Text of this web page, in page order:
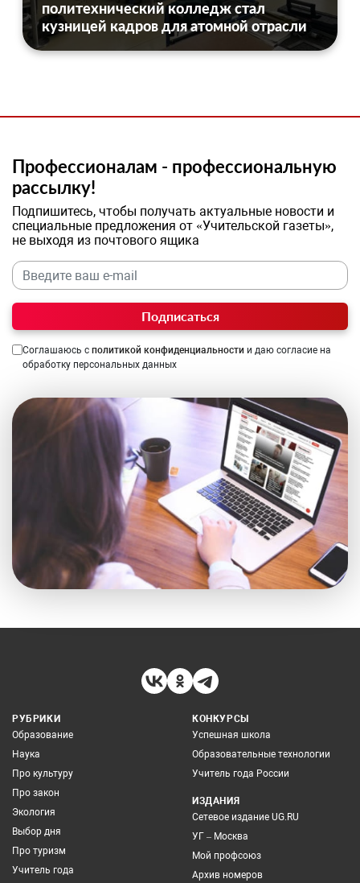
политехнический колледж стал
кузницей кадров для атомной отрасли
Профессионалам - профессиональную
рассылку!
Подпишитесь, чтобы получать актуальные новости и
специальные предложения от «Учительской газеты»,
не выходя из почтового ящика
Подписаться
Соглашаюсь с политикой конфиденциальности и даю согласие на
обработку персональных данных
РУБРИКИ
Образование
Наука
Про культуру
Про закон
Экология
Выбор дня
Про туризм
Учитель года
КОНКУРСЫ
Успешная школа
Образовательные технологии
Учитель года России
ИЗДАНИЯ
Сетевое издание UG.RU
УГ – Москва
Мой профсоюз
Архив номеров